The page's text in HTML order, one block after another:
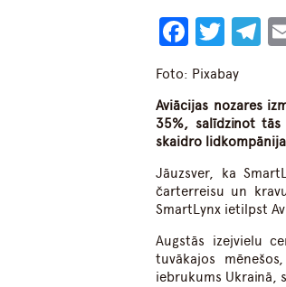
Foto: Pixabay
Aviācijas nozares
35%, salīdzinot tās
skaidro
Jāuzsver, ka
čarterreisu un
SmartLynx ietilpst
Augstās izejvielu
tuvākajos
iebrukums Ukrainā,